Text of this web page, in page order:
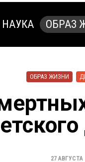
НАУКА ОБРАЗ
ОБРАЗ ЖИЗНИ
27 АВГУСТА